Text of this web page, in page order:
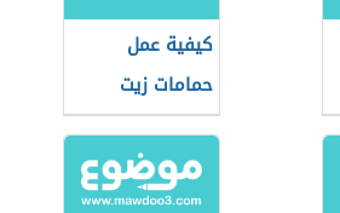
كيفية عمل
حمامات زيت
للشعر